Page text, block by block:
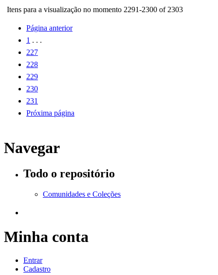
Itens para a visualização no momento 2291-2300 of 2303
Página anterior
1 . . .
227
228
229
230
231
Próxima página
Navegar
Todo o repositório
Comunidades e Coleções
Minha conta
Entrar
Cadastro